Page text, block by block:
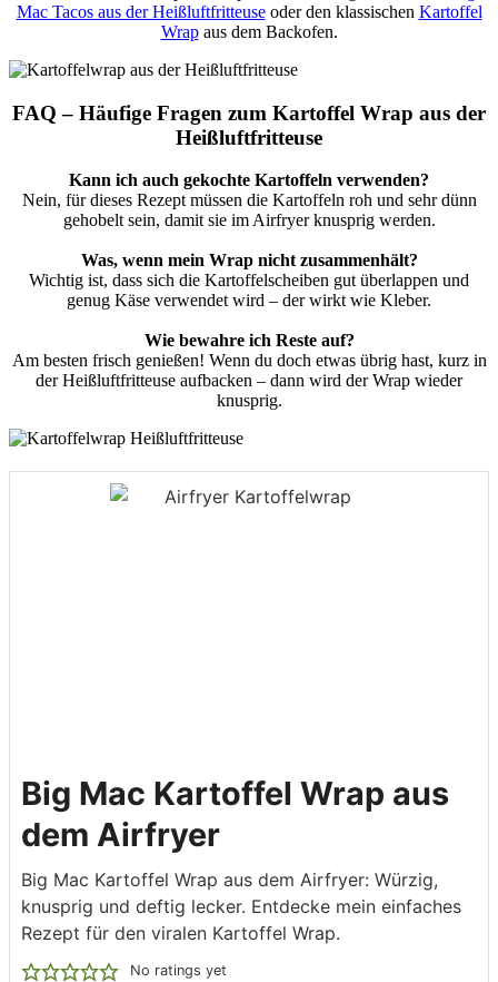
Mac Tacos aus der Heißluftfritteuseoder den klassischen Kartoffel
Wrapaus dem Backofen.
FAQ – Häufige Fragen zum Kartoffel Wrap aus der
Heißluftfritteuse
Kann ich auch gekochte Kartoffeln verwenden?
Nein, für dieses Rezept müssen die Kartoffeln roh und sehr dünn
gehobelt sein, damit sie im Airfryer knusprig werden.
Was, wenn mein Wrap nicht zusammenhält?
Wichtig ist, dass sich die Kartoffelscheiben gut überlappen und
genug Käse verwendet wird – der wirkt wie Kleber.
Wie bewahre ich Reste auf?
Am besten frisch genießen! Wenn du doch etwas übrig hast, kurz in
der Heißluftfritteuse aufbacken – dann wird der Wrap wieder
knusprig.
Big Mac Kartoffel Wrap aus
dem Airfryer
Big Mac Kartoffel Wrap aus dem Airfryer: Würzig,
knusprig und deftig lecker. Entdecke mein einfaches
Rezept für den viralen Kartoffel Wrap.
No ratings yet